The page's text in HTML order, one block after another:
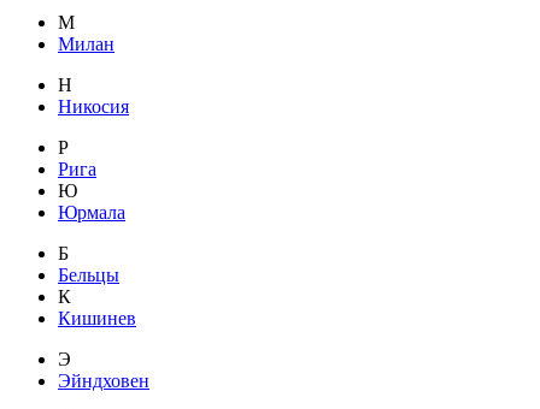
М
Милан
Н
Никосия
Р
Рига
Ю
Юрмала
Б
Бельцы
К
Кишинев
Э
Эйндховен